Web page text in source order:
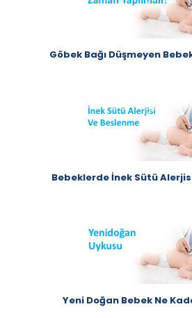
Göbek Bağı Düşmeyen
Bebeklerde İnek Sütü
Yeni Doğan Bebek Ne